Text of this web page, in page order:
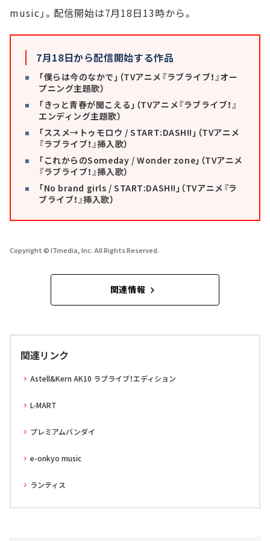
music」。配信開始は7月18日13時から。
7月18日から配信開始する作品
「僕らは今のなかで」（TVアニメ『ラブライブ！』オー
プニング主題歌）
「きっと青春が聞こえる」（TVアニメ『ラブライブ！』
エンディング主題歌）
「ススメ→トゥモロウ / START:DASH!!」（TVアニメ
『ラブライブ！』挿入歌）
「これからのSomeday / Wonder zone」（TVアニメ
『ラブライブ！』挿入歌）
「No brand girls / START:DASH!!」（TVアニメ『ラ
ブライブ！』挿入歌）
Copyright © ITmedia, Inc. All Rights Reserved.
関連情報
関連リンク
Astell&Kern AK10 ラブライブ！エディション
L-MART
プレミアムバンダイ
e-onkyo music
ランティス